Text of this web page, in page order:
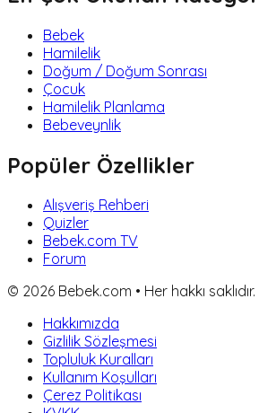
Bebek
Hamilelik
Doğum / Doğum Sonrası
Çocuk
Hamilelik Planlama
Bebeveynlik
Popüler Özellikler
Alışveriş Rehberi
Quizler
Bebek.com TV
Forum
© 2026 Bebek.com • Her hakkı saklıdır.
Hakkımızda
Gizlilik Sözleşmesi
Topluluk Kuralları
Kullanım Koşulları
Çerez Politikası